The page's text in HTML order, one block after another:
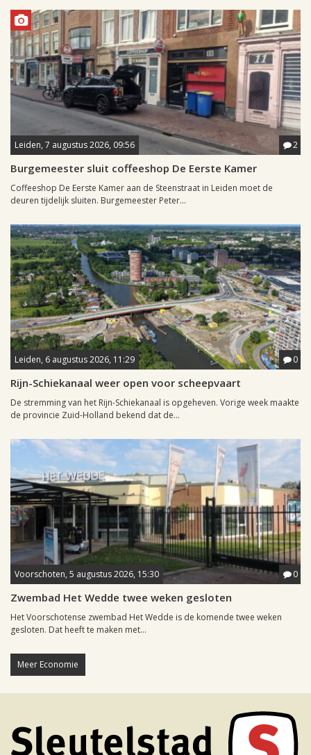
Leiden, 7 augustus 2026, 09:56 2
Burgemeester sluit coffeeshop De Eerste Kamer
Coffeeshop De Eerste Kamer aan de Steenstraat in Leiden moet de
deuren tijdelijk sluiten. Burgemeester Peter...
Leiden, 6 augustus 2026, 11:29 0
Rijn-Schiekanaal weer open voor scheepvaart
De stremming van het Rijn-Schiekanaal is opgeheven. Vorige week maakte
de provincie Zuid-Holland bekend dat de...
Voorschoten, 5 augustus 2026, 15:30 0
Zwembad Het Wedde twee weken gesloten
Het Voorschotense zwembad Het Wedde is de komende twee weken
gesloten. Dat heeft te maken met...
Meer Economie